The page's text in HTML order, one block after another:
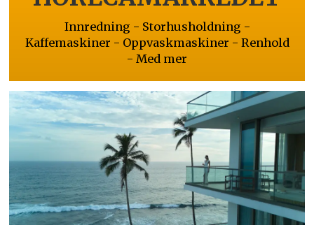
Innredning - Storhusholdning -
Kaffemaskiner - Oppvaskmaskiner - Renhold
- Med mer